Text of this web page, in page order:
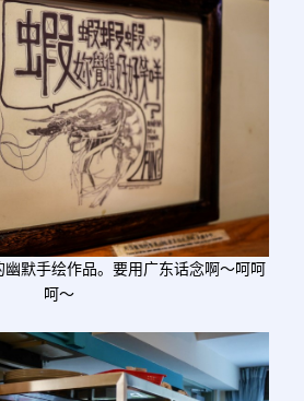
默手绘作品。要用广东话念啊～呵呵
呵～